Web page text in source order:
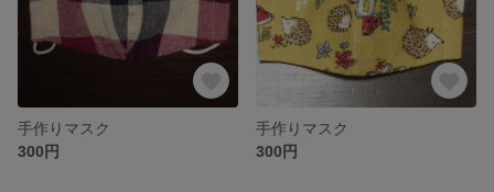
手作りマスク
300円
手作りマスク
300円